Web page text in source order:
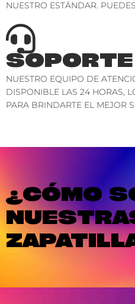
NUESTRO ESTÁNDAR.
NUESTRO EQUIPO DE
DISPONIBLE LAS 24 HORAS,
PARA BRINDARTE EL MEJOR
¿CÓMO